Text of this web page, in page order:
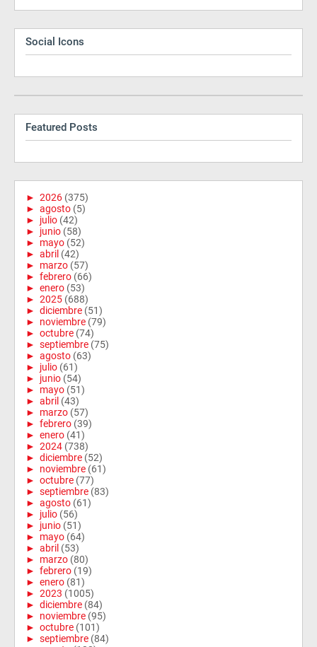
Social Icons
Featured Posts
► 2026 (375)
► agosto (5)
► julio (42)
► junio (58)
► mayo (52)
► abril (42)
► marzo (57)
► febrero (66)
► enero (53)
► 2025 (688)
► diciembre (51)
► noviembre (79)
► octubre (74)
► septiembre (75)
► agosto (63)
► julio (61)
► junio (54)
► mayo (51)
► abril (43)
► marzo (57)
► febrero (39)
► enero (41)
► 2024 (738)
► diciembre (52)
► noviembre (61)
► octubre (77)
► septiembre (83)
► agosto (61)
► julio (56)
► junio (51)
► mayo (64)
► abril (53)
► marzo (80)
► febrero (19)
► enero (81)
► 2023 (1005)
► diciembre (84)
► noviembre (95)
► octubre (101)
► septiembre (84)